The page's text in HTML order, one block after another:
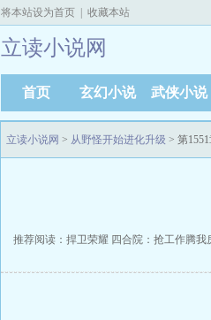
将本站设为首页 收藏本站
立读小说网
首页 玄幻小说 武侠小说
立读小说网 > 从野怪开始进化升级 > 第
推荐阅读： 捍卫荣耀 四合院：抢工作腾我